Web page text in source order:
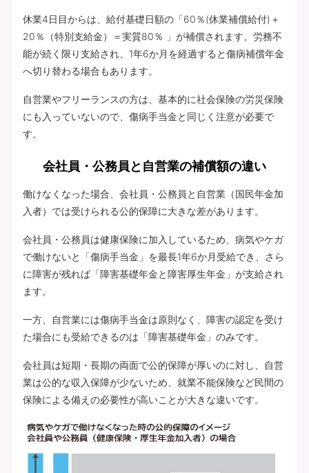
休業4日目からは、給付基礎日額の「60％(休業補償給付)＋
20％（特別支給金）＝実質80％ 」が補償されます。労務不
能が続く限り支給され、1年6か月を経過すると傷病補償年金
へ切り替わる場合もあります。
自営業やフリーランスの方は、基本的に社会保険の労災保険
にも入っていないので、傷病手当金と同じく注意が必要で
す。
会社員・公務員と自営業の補償額の違い
働けなくなった場合、会社員・公務員と自営業（国民年金加
入者）では受けられる公的保障に大きな差があります。
会社員・公務員は健康保険に加入しているため、病気やケガ
で働けないと「傷病手当金」を最長1年6か月受給でき、さら
に障害が残れば「障害基礎年金と障害厚生年金」が支給され
ます。
一方、自営業には傷病手当金は原則なく、障害の認定を受け
た場合にも受給できるのは「障害基礎年金」のみです。
会社員は短期・長期の両面で公的保障が厚いのに対し、自営
業は公的な収入保障が少ないため、就業不能保険など民間の
保険による備えの必要性が高いことが大きな違いです。